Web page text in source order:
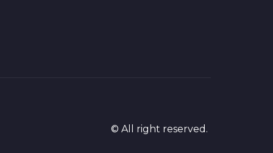
© All right reserved.